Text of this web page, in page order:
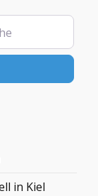
in Kiel